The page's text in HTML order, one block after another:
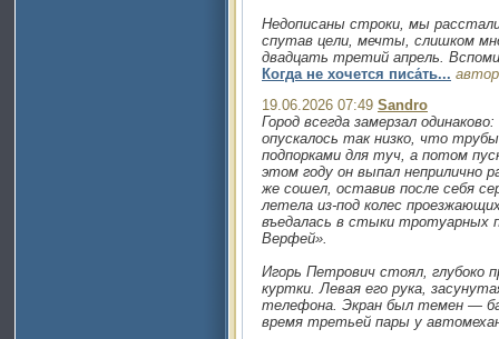
Недописаны строки, мы
спутав цели, мечты, слишком
двадцать третий апрель.
Когда не хочется писа́ть...
19.06.2026 07:49 Sandro
Город всегда замерзал
опускалось так низко, что
подпорками для туч, а потом
этом году он выпал неприлично
же сошел, оставив после себя
летела из-под колес
въедалась в стыки тротуарных
Верфей».
Игорь Петрович стоял, глубоко
куртки. Левая его рука,
телефона. Экран был темен —
время третьей пары у